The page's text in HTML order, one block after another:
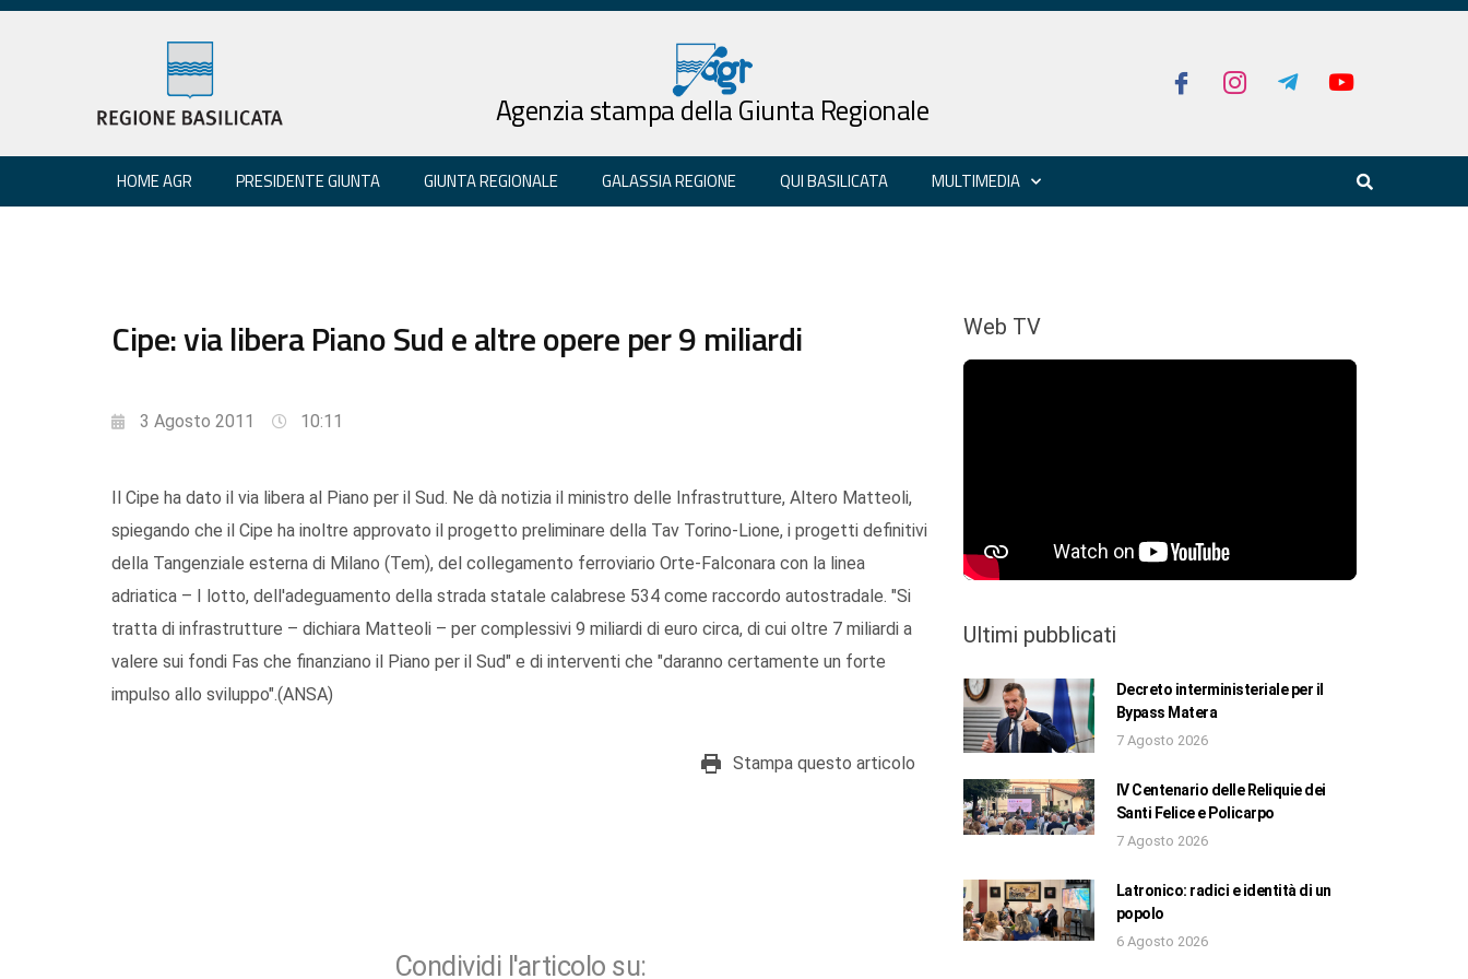
Agenzia stampa della Giunta Regionale
HOME AGR PRESIDENTE GIUNTA GIUNTA REGIONALE GALASSIA REGIONE QUI BASILICATA MULTIMEDIA
Cipe: via libera Piano Sud e altre opere per 9 miliardi
3 Agosto 2011 10:11
Il Cipe ha dato il via libera al Piano per il Sud. Ne dà notizia il ministro delle Infrastrutture, Altero Matteoli,
spiegando che il Cipe ha inoltre approvato il progetto preliminare della Tav Torino-Lione, i progetti definitivi
della Tangenziale esterna di Milano (Tem), del collegamento ferroviario Orte-Falconara con la linea
adriatica – I lotto, dell'adeguamento della strada statale calabrese 534 come raccordo autostradale. "Si
tratta di infrastrutture – dichiara Matteoli – per complessivi 9 miliardi di euro circa, di cui oltre 7 miliardi a
valere sui fondi Fas che finanziano il Piano per il Sud" e di interventi che "daranno certamente un forte
impulso allo sviluppo".(ANSA)
Stampa questo articolo
Condividi l'articolo su:
Web TV
Ultimi pubblicati
Decreto interministeriale per il
Bypass Matera
7 Agosto 2026
IV Centenario delle Reliquie dei
Santi Felice e Policarpo
7 Agosto 2026
Latronico: radici e identità di un
popolo
6 Agosto 2026